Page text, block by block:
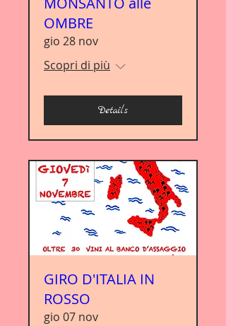
OMBRE
gio 28 nov
Scopri di più
Details
GIRO D'ITALIA IN
ROSSO
gio 07 nov